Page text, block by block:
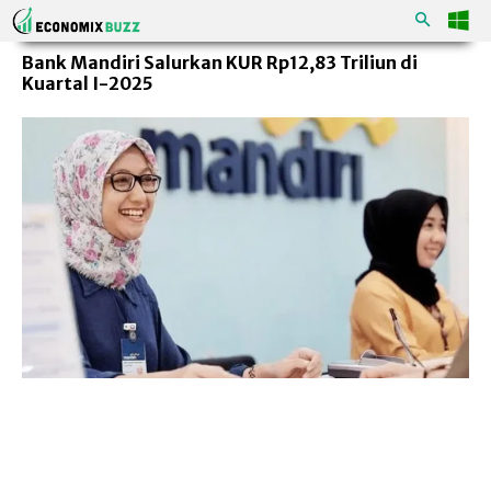
Bank Mandiri Salurkan KUR Rp12,83 Triliun di
Kuartal I-2025